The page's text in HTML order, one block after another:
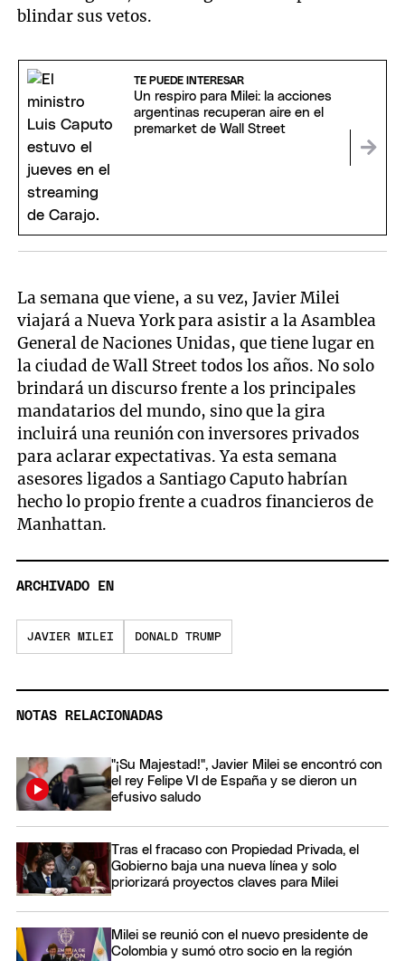
blindar sus vetos.
TE PUEDE INTERESAR
Un respiro para Milei: la acciones
argentinas recuperan aire en el
premarket de Wall Street
La semana que viene, a su vez, Javier Milei
viajará a Nueva York para asistir a la Asamblea
General de Naciones Unidas, que tiene lugar en
la ciudad de Wall Street todos los años. No solo
brindará un discurso frente a los principales
mandatarios del mundo, sino que la gira
incluirá una reunión con inversores privados
para aclarar expectativas. Ya esta semana
asesores ligados a Santiago Caputo habrían
hecho lo propio frente a cuadros financieros de
Manhattan.
ARCHIVADO EN
JAVIER MILEI DONALD TRUMP
NOTAS RELACIONADAS
"¡Su Majestad!", Javier Milei se encontró con
el rey Felipe VI de España y se dieron un
efusivo saludo
Tras el fracaso con Propiedad Privada, el
Gobierno baja una nueva línea y solo
priorizará proyectos claves para Milei
Milei se reunió con el nuevo presidente de
Colombia y sumó otro socio en la región